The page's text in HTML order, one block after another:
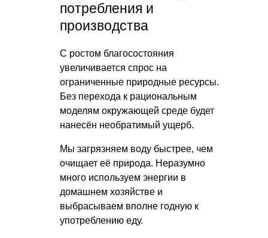
потребления и
производства
С ростом благосостояния
увеличивается спрос на
ограниченные природные ресурсы.
Без перехода к рациональным
моделям окружающей среде будет
нанесён необратимый ущерб.
Мы загрязняем воду быстрее, чем
очищает её природа. Неразумно
много используем энергии в
домашнем хозяйстве и
выбрасываем вполне годную к
употреблению еду.